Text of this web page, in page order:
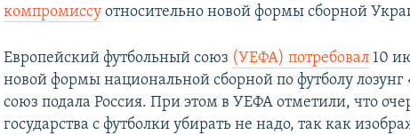
компромиссу относительно новой формы сборной
Европейский футбольный союз (УЕФА) потребовал 10
новой формы национальной сборной по футболу лозунг
союз подала Россия. При этом в УЕФА отметили, что
государства с футболки убирать не надо, так как